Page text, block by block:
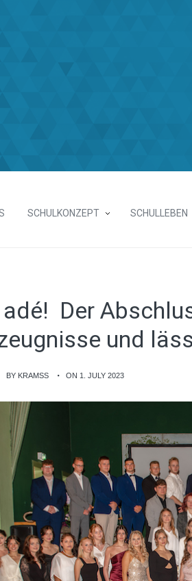
SCHULKONZEPT SCHULLEBEN
Der
und
BY KRAMSS ON 1. JULY 2023